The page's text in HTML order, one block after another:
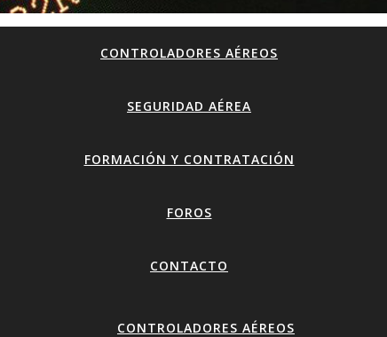
CONTROLADORES AÉREOS
SEGURIDAD AÉREA
FORMACIÓN Y CONTRATACIÓN
FOROS
CONTACTO
CONTROLADORES AÉREOS